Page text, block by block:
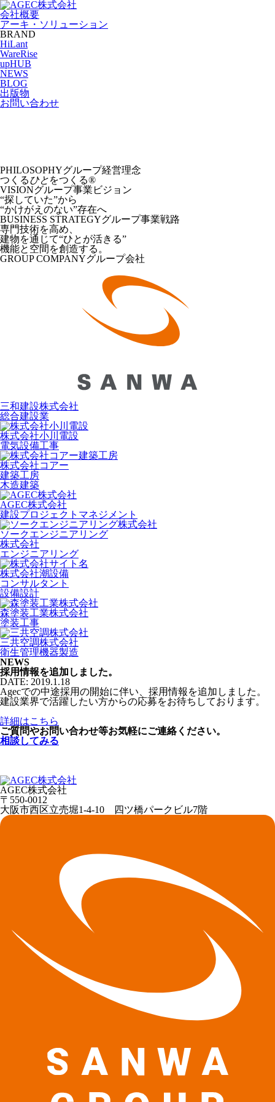
会社概要
アーキ・ソリューション
BRAND
HiLant
WareRise
upHUB
NEWS
BLOG
出版物
お問い合わせ
PHILOSOPHYグループ経営理念
つくるひとをつくる®︎
VISIONグループ事業ビジョン
“探していた”から
“かけがえのない”存在へ
BUSINESS STRATEGYグループ事業戦路
専門技術を高め、
建物を通じて“ひとが活きる”
機能と空間を創造する。
GROUP COMPANYグループ会社
三和建設株式会社
総合建設業
株式会社小川電設
電気設備工事
株式会社コアー
建築工房
木造建築
AGEC株式会社
建設プロジェクトマネジメント
ソークエンジニアリング
株式会社
エンジニアリング
株式会社潮設備
コンサルタント
設備設計
森塗装工業株式会社
塗装工事
三共空調株式会社
衛生管理機器製造
NEWS
採用情報を追加しました。
DATE: 2019.1.18
Agecでの中途採用の開始に伴い、採用情報を追加しました。
建設業界で活躍したい方からの応募をお待ちしております。
詳細はこちら
ご質問やお問い合わせ等お気軽にご連絡ください。
相談してみる
AGEC株式会社
〒550-0012
大阪市西区立売堀1-4-10 四ツ橋パークビル7階